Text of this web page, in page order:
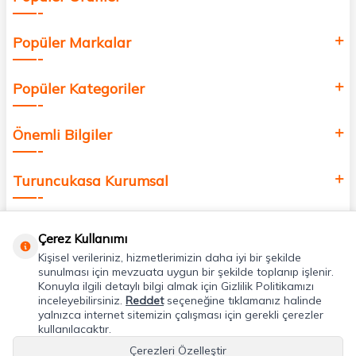
Popüler Markalar
Popüler Kategoriler
Önemli Bilgiler
Turuncukasa Kurumsal
Uygulamalarımız
Adres & İletişim
Çerez Kullanımı
Kişisel verileriniz, hizmetlerimizin daha iyi bir şekilde
sunulması için mevzuata uygun bir şekilde toplanıp işlenir.
Konuyla ilgili detaylı bilgi almak için Gizlilik Politikamızı
inceleyebilirsiniz. Reddetseçeneğine tıklamanız halinde
yalnızca internet sitemizin çalışması için gerekli çerezler
kullanılacaktır.
Çerezleri Özelleştir